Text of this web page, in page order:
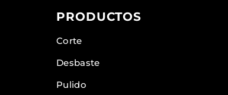
PRODUCTOS
Corte
Desbaste
Pulido